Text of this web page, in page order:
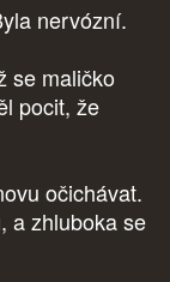
nervózní.
se maličko
pocit, že
očichávat.
a zhluboka se